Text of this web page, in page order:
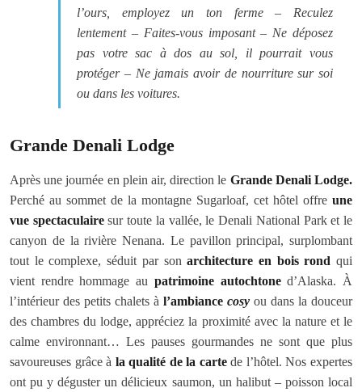
l’ours, employez un ton ferme – Reculez
lentement – Faites-vous imposant – Ne déposez
pas votre sac à dos au sol, il pourrait vous
protéger – Ne jamais avoir de nourriture sur soi
ou dans les voitures.
Grande Denali Lodge
Après une journée en plein air, direction le Grande Denali Lodge.
Perché au sommet de la montagne Sugarloaf, cet hôtel offre une
vue spectaculairesur toute la vallée, le Denali National Park et le
canyon de la rivière Nenana. Le pavillon principal, surplombant
tout le complexe, séduit par sonarchitecture en bois rond qui
vient rendre hommage au patrimoine autochtoned’Alaska. À
l’intérieur des petits chalets à l’ambiance cosy ou dans la douceur
des chambres du lodge, appréciez la proximité avec la nature et le
calme environnant… Les pauses gourmandes ne sont que plus
savoureuses grâce à la qualité de la cartede l’hôtel. Nos expertes
ont pu y déguster un délicieux saumon, un halibut – poisson local